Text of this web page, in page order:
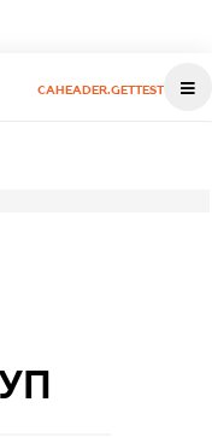
CAHEADER.GETTEST